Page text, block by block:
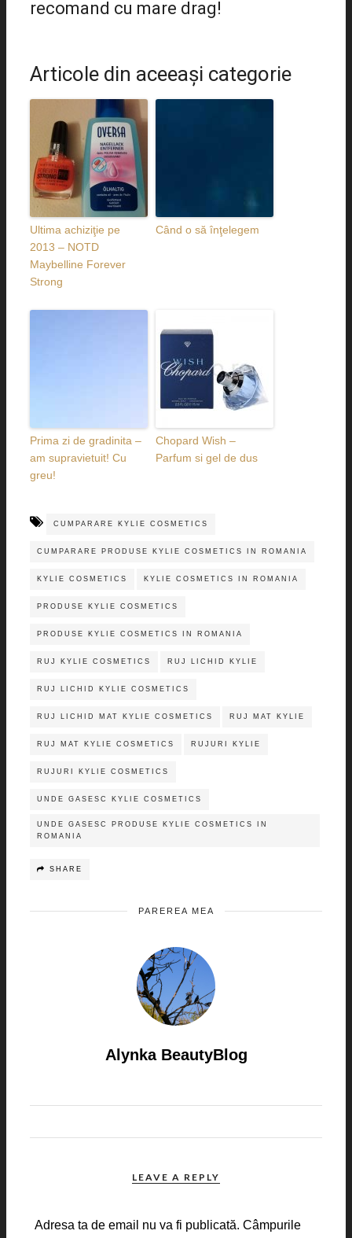
recomand cu mare drag!
Articole din aceeaşi categorie
Ultima achiziţie pe
2013 – NOTD
Maybelline Forever
Strong
Când o să înţelegem
Prima zi de gradinita –
am supravietuit! Cu
greu!
Chopard Wish –
Parfum si gel de dus
CUMPARARE KYLIE COSMETICS
CUMPARARE PRODUSE KYLIE COSMETICS IN ROMANIA
KYLIE COSMETICS KYLIE COSMETICS IN ROMANIA
PRODUSE KYLIE COSMETICS
PRODUSE KYLIE COSMETICS IN ROMANIA
RUJ KYLIE COSMETICS RUJ LICHID KYLIE
RUJ LICHID KYLIE COSMETICS
RUJ LICHID MAT KYLIE COSMETICS RUJ MAT KYLIE
RUJ MAT KYLIE COSMETICS RUJURI KYLIE
RUJURI KYLIE COSMETICS
UNDE GASESC KYLIE COSMETICS
UNDE GASESC PRODUSE KYLIE COSMETICS IN
ROMANIA
SHARE
PAREREA MEA
Alynka BeautyBlog
LEAVE A REPLY
Adresa ta de email nu va fi publicată. Câmpurile